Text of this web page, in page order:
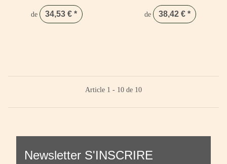
de 34,53 € * de 38,42 € *
Article 1 - 10 de 10
Newsletter S'INSCRIRE